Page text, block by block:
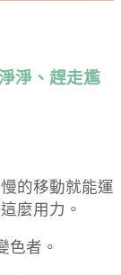
淨、趕走尷
的移動就能運
麼用力。
色者。